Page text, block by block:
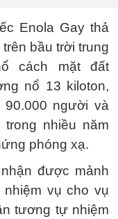
Enola Gay thả
bầu trời trung
cách mặt đất
nổ 13 kiloton,
người và
nhiều năm
phóng xạ.
được mảnh
vụ cho vụ
tương tự nhiệm